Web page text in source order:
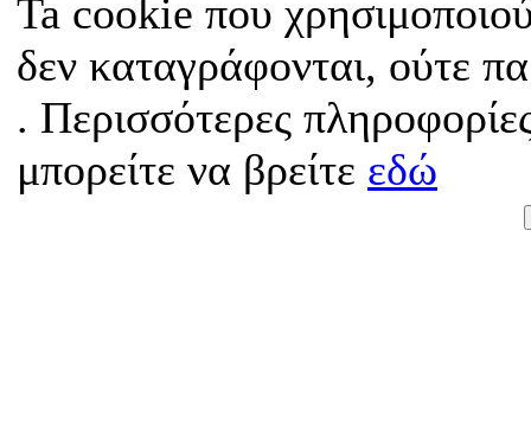
Ta cookie που
δεν καταγράφονται, ούτε
. Περισσότερες
μπορείτε να βρείτε εδώ